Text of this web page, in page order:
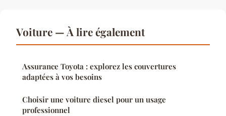
Voiture — À lire également
Assurance Toyota : explorez les couvertures
adaptées à vos besoins
Choisir une voiture diesel pour un usage
professionnel